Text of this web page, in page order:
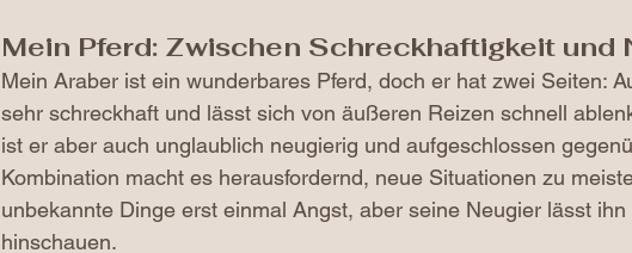
Mein Pferd: Zwischen Schreckhaftigkeit und
Mein Araber ist ein wunderbares Pferd, doch er hat zwei Seiten:
sehr schreckhaft und lässt sich von äußeren Reizen schnell
ist er aber auch unglaublich neugierig und aufgeschlossen
Kombination macht es herausfordernd, neue Situationen zu
unbekannte Dinge erst einmal Angst, aber seine Neugier lässt
hinschauen.